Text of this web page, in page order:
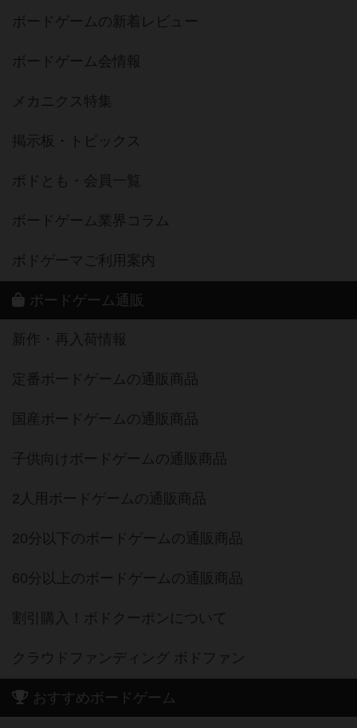
ボードゲームの新着レビュー
ボードゲーム会情報
メカニクス特集
掲示板・トピックス
ボドとも・会員一覧
ボードゲーム業界コラム
ボドゲーマご利用案内
ボードゲーム通販
新作・再入荷情報
定番ボードゲームの通販商品
国産ボードゲームの通販商品
子供向けボードゲームの通販商品
2人用ボードゲームの通販商品
20分以下のボードゲームの通販商品
60分以上のボードゲームの通販商品
割引購入！ボドクーポンについて
クラウドファンディング ボドファン
おすすめボードゲーム